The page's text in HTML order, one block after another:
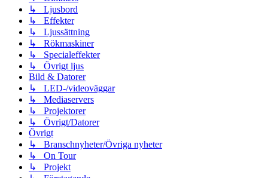
↳ Ljusbord
↳ Effekter
↳ Ljussättning
↳ Rökmaskiner
↳ Specialeffekter
↳ Övrigt ljus
Bild & Datorer
↳ LED-/videoväggar
↳ Mediaservers
↳ Projektorer
↳ Övrigt/Datorer
Övrigt
↳ Branschnyheter/Övriga nyheter
↳ On Tour
↳ Projekt